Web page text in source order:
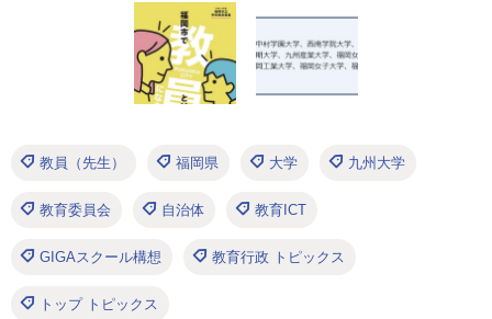
教員（先生） 福岡県 大学 九州大学
教育委員会 自治体 教育ICT
GIGAスクール構想 教育行政 トピックス
トップ トピックス